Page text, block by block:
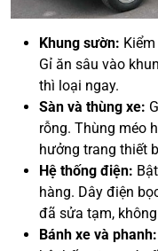
Khung sườn:
Gỉ ăn sâu vào
thì loại ngay.
Sàn và thùng xe:
rỗng. Thùng méo
hưởng trang thiết
Hệ thống điện:
hàng. Dây điện
đã sửa tạm,
Bánh xe và phanh: